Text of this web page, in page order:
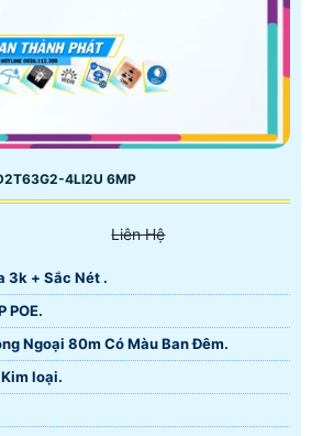
4LI2U 6MP
Liên Hệ
3k + Sắc Nét .
POE.
Ngoại 80m Có Màu Ban Ðêm.
loại.